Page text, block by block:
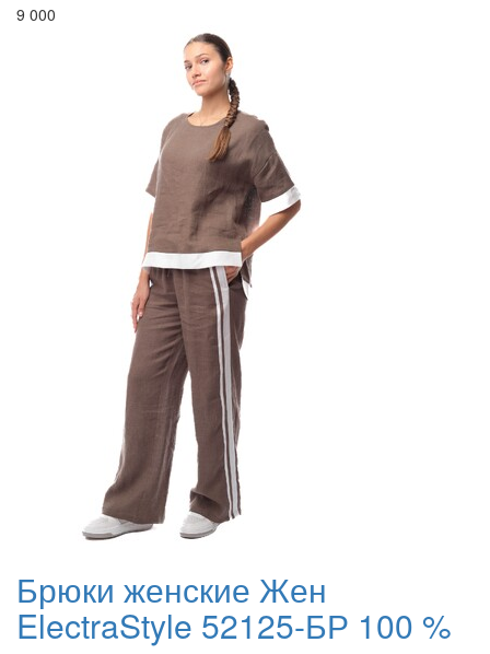
9 000
Брюки женские Жен
ElectraStyle 52125-БР 100 %